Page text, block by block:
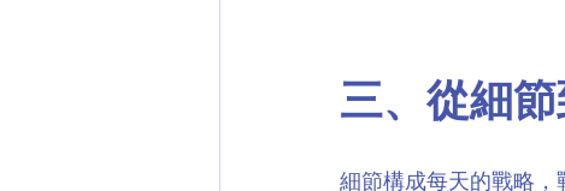
三、從細
細節構成每天的戰略